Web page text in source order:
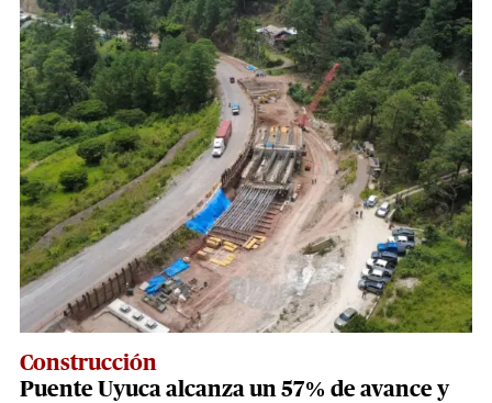
Construcción
Puente Uyuca alcanza un 57% de avance y